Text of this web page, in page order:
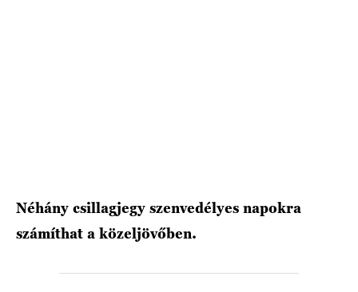
Néhány csillagjegy szenvedélyes napokra
számíthat a közeljövőben.